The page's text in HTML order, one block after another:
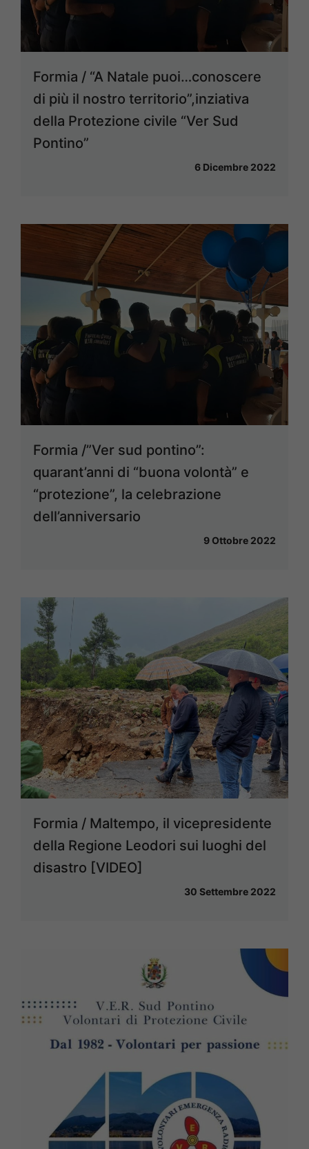
Formia / “A Natale puoi…conoscere
di più il nostro territorio”,inziativa
della Protezione civile “Ver Sud
Pontino”
6 Dicembre 2022
Formia /”Ver sud pontino”:
quarant’anni di “buona volontà” e
“protezione”, la celebrazione
dell’anniversario
9 Ottobre 2022
Formia / Maltempo, il vicepresidente
della Regione Leodori sui luoghi del
disastro [VIDEO]
30 Settembre 2022